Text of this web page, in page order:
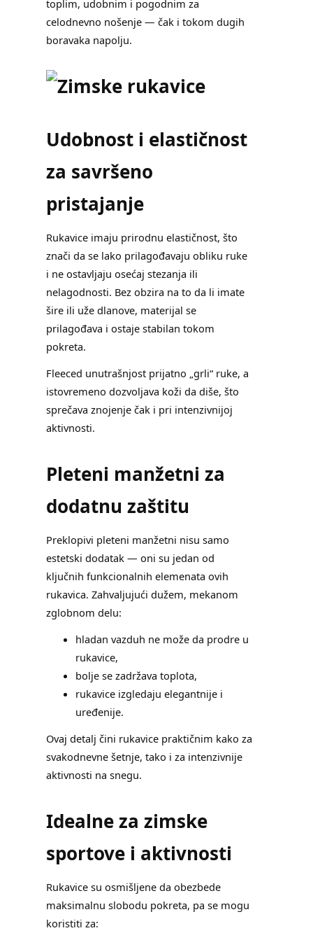
toplim, udobnim i pogodnim za
celodnevno nošenje — čak i tokom dugih
boravaka napolju.
Udobnost i elastičnost
za savršeno
pristajanje
Rukavice imaju prirodnu elastičnost, što
znači da se lako prilagođavaju obliku ruke
i ne ostavljaju osećaj stezanja ili
nelagodnosti. Bez obzira na to da li imate
šire ili uže dlanove, materijal se
prilagođava i ostaje stabilan tokom
pokreta.
Fleeced unutrašnjost prijatno „grli“ ruke, a
istovremeno dozvoljava koži da diše, što
sprečava znojenje čak i pri intenzivnijoj
aktivnosti.
Pleteni manžetni za
dodatnu zaštitu
Preklopivi pleteni manžetni nisu samo
estetski dodatak — oni su jedan od
ključnih funkcionalnih elemenata ovih
rukavica. Zahvaljujući dužem, mekanom
zglobnom delu:
hladan vazduh ne može da prodre u
rukavice,
bolje se zadržava toplota,
rukavice izgledaju elegantnije i
uređenije.
Ovaj detalj čini rukavice praktičnim kako za
svakodnevne šetnje, tako i za intenzivnije
aktivnosti na snegu.
Idealne za zimske
sportove i aktivnosti
Rukavice su osmišljene da obezbede
maksimalnu slobodu pokreta, pa se mogu
koristiti za: